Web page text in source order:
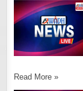
Read More »